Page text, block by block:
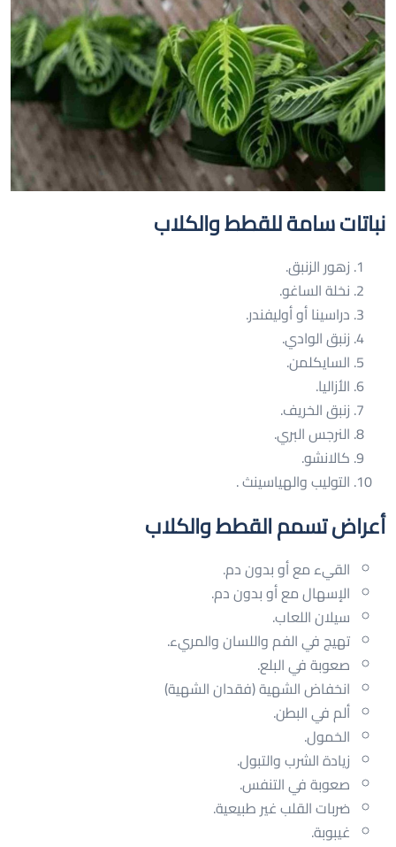
نباتات سامة للقطط والكلاب
زهور الزنبق.
نخلة الساغو.
دراسينا أو أوليفندر.
زنبق الوادي.
السايكلمن.
الأزاليا.
زنبق الخريف.
النرجس البري.
كالانشو.
التوليب والهياسينث .
أعراض تسمم القطط والكلاب
القيء مع أو بدون دم.
الإسهال مع أو بدون دم.
سيلان اللعاب.
تهيج في الفم واللسان والمريء.
صعوبة في البلع.
انخفاض الشهية (فقدان الشهية)
ألم في البطن.
الخمول.
زيادة الشرب والتبول.
صعوبة في التنفس.
ضربات القلب غير طبيعية.
غيبوبة.